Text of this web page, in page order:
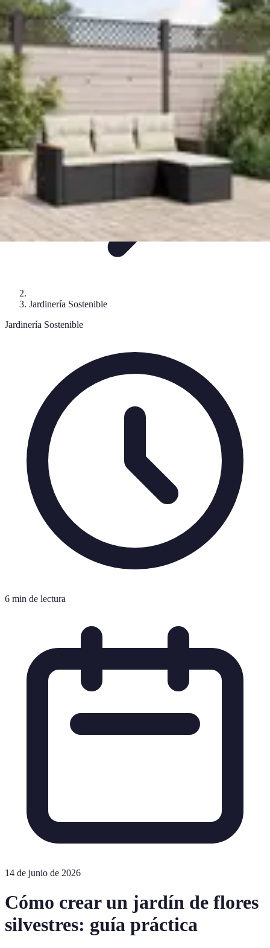
Flora y Jardín
Informativo TutorialesListiclesJardineríaCuidados de Plantas
Flora y Jardín
Jardinería Sostenible
Jardinería Sostenible
6 min de lectura
14 de junio de 2026
Cómo crear un jardín de flores
silvestres: guía práctica